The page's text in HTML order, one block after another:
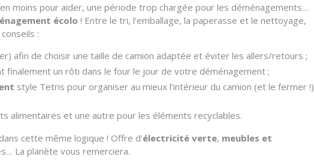
moins pour aider, une période trop chargée pour les déménagements…
écolo ! Entre le tri, l’emballage, la paperasse et le nettoyage,
:
afin de choisir une taille de camion adaptée et éviter les allers/retours ;
finalement un rôti dans le four le jour de votre déménagement ;
style Tetris pour organiser au mieux l’intérieur du camion (et le fermer !)
alimentaires et une autre pour les éléments recyclables.
cette même logique ! Offre d’électricité verte, meubles et
La planète vous remerciera.